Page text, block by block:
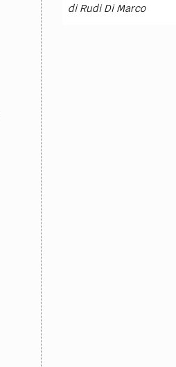
diRudi Di Marco